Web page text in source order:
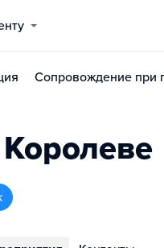
Сопровождение при